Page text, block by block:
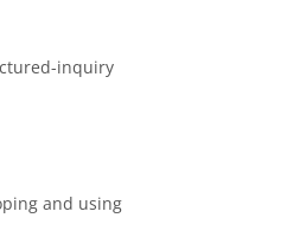
inquiry
and using